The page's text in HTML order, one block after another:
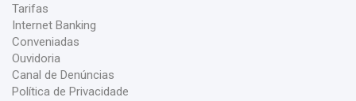
Tarifas
Internet Banking
Conveniadas
Ouvidoria
Canal de Denúncias
Política de Privacidade